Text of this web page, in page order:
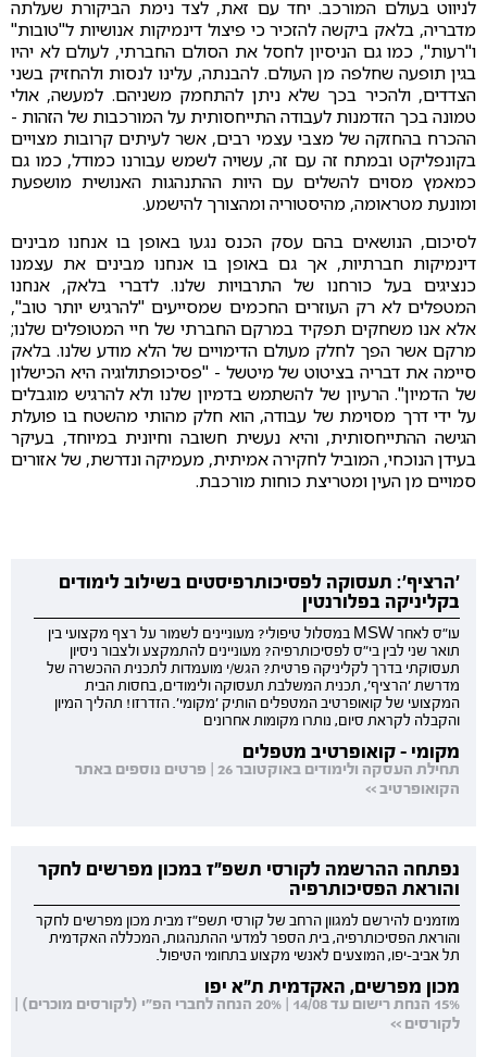
לניווט בעולם המורכב. יחד עם זאת, לצד נימת הביקורת שעלתה
מדבריה, בלאק ביקשה להזכיר כי פיצול דינמיקות אנושיות ל"טובות"
ו"רעות", כמו גם הניסיון לחסל את הסולם החברתי, לעולם לא יהיו
בגין תופעה שחלפה מן העולם. להבנתה, עלינו לנסות ולהחזיק בשני
הצדדים, ולהכיר בכך שלא ניתן להתחמק משניהם. למעשה, אולי
טמונה בכך הזדמנות לעבודה התייחסותית על המורכבות של הזהות -
ההכרח בהחזקה של מצבי עצמי רבים, אשר לעיתים קרובות מצויים
בקונפליקט ובמתח זה עם זה, עשויה לשמש עבורנו כמודל, כמו גם
כמאמץ מסוים להשלים עם היות ההתנהגות האנושית מושפעת
ומונעת מטראומה, מהיסטוריה ומהצורך להישמע.
לסיכום, הנושאים בהם עסק הכנס נגעו באופן בו אנחנו מבינים
דינמיקות חברתיות, אך גם באופן בו אנחנו מבינים את עצמנו
כנציגים בעל כורחנו של התרבויות שלנו. לדברי בלאק, אנחנו
המטפלים לא רק העוזרים החכמים שמסייעים "להרגיש יותר טוב",
אלא אנו משחקים תפקיד במרקם החברתי של חיי המטופלים שלנו;
מרקם אשר הפך לחלק מעולם הדימויים של הלא מודע שלנו. בלאק
סיימה את דבריה בציטוט של מיטשל - "פסיכופתולוגיה היא הכישלון
של הדמיון". הרעיון של להשתמש בדמיון שלנו ולא להרגיש מוגבלים
על ידי דרך מסוימת של עבודה, הוא חלק מהותי מהשטח בו פועלת
הגישה ההתייחסותית, והיא נעשית חשובה וחיונית במיוחד, בעיקר
בעידן הנוכחי, המוביל לחקירה אמיתית, מעמיקה ונדרשת, של אזורים
סמויים מן העין ומטריצת כוחות מורכבת.
'הרציף': תעסוקה לפסיכותרפיסטים בשילוב לימודים
בקליניקה בפלורנטין
עו"ס לאחר MSW במסלול טיפולי? מעוניינים לשמור על רצף מקצועי בין
תואר שני לבין בי"ס לפסיכותרפיה? מעוניינים להתמקצע ולצבור ניסיון
תעסוקתי בדרך לקליניקה פרטית? הגש/י מועמדות לתכנית ההכשרה של
מדרשת 'הרציף', תכנית המשלבת תעסוקה ולימודים, בחסות הבית
המקצועי של קואופרטיב המטפלים הותיק 'מקומי'. הזדרזו! תהליך המיון
והקבלה לקראת סיום, נותרו מקומות אחרונים
מקומי - קואופרטיב מטפלים
תחילת העסקה ולימודים באוקטובר 26 | פרטים נוספים באתר
הקואופרטיב >>
נפתחה ההרשמה לקורסי תשפ"ז במכון מפרשים לחקר
והוראת הפסיכותרפיה
מוזמנים להירשם למגוון הרחב של קורסי תשפ"ז מבית מכון מפרשים לחקר
והוראת הפסיכותרפיה, בית הספר למדעי ההתנהגות, המכללה האקדמית
תל אביב-יפו, המוצעים לאנשי מקצוע בתחומי הטיפול.
מכון מפרשים, האקדמית ת"א יפו
15% הנחת רישום עד 14/08 | 20% הנחה לחברי הפ"י (לקורסים מוכרים) |
לקורסים >>